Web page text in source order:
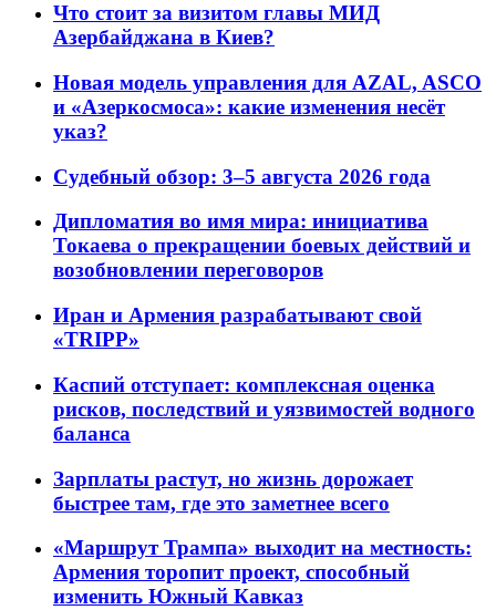
Что стоит за визитом главы МИД
Азербайджана в Киев?
Новая модель управления для AZAL, ASCO
и «Азеркосмоса»: какие изменения несёт
указ?
Судебный обзор: 3–5 августа 2026 года
Дипломатия во имя мира: инициатива
Токаева о прекращении боевых действий и
возобновлении переговоров
Иран и Армения разрабатывают свой
«TRIPP»
Каспий отступает: комплексная оценка
рисков, последствий и уязвимостей водного
баланса
Зарплаты растут, но жизнь дорожает
быстрее там, где это заметнее всего
«Маршрут Трампа» выходит на местность:
Армения торопит проект, способный
изменить Южный Кавказ